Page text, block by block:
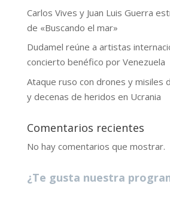
Carlos Vives y Juan Luis Guerra
de «Buscando el mar»
Dudamel reúne a artistas
concierto benéfico por Venezuela
Ataque ruso con drones y misiles
y decenas de heridos en Ucrania
Comentarios recientes
No hay comentarios que mostrar.
¿Te gusta nuestra